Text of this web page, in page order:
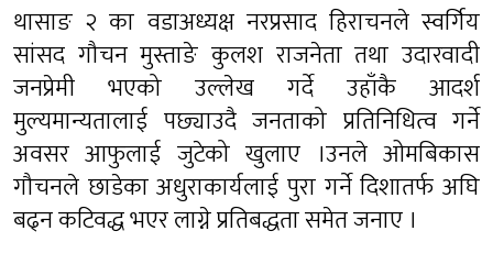
थासाङ २ का वडाअध्यक्ष नरप्रसाद हिराचनले स्वर्गिय
सांसद गौचन मुस्ताङे कुलश राजनेता तथा उदारवादी
जनप्रेमी भएको उल्लेख गर्दे उहाँकै आदर्श
मुल्यमान्यतालाई पछ्याउदै जनताको प्रतिनिधित्व गर्ने
अवसर आफुलाई जुटेको खुलाए ।उनले ओमबिकास
गौचनले छाडेका अधुराकार्यलाई पुरा गर्ने दिशातर्फ अघि
बढ्न कटिवद्ध भएर लाग्ने प्रतिबद्धता समेत जनाए ।